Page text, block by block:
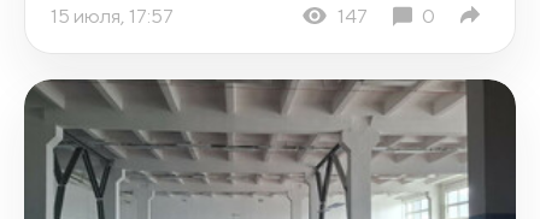
15 июля, 17:57 147 0